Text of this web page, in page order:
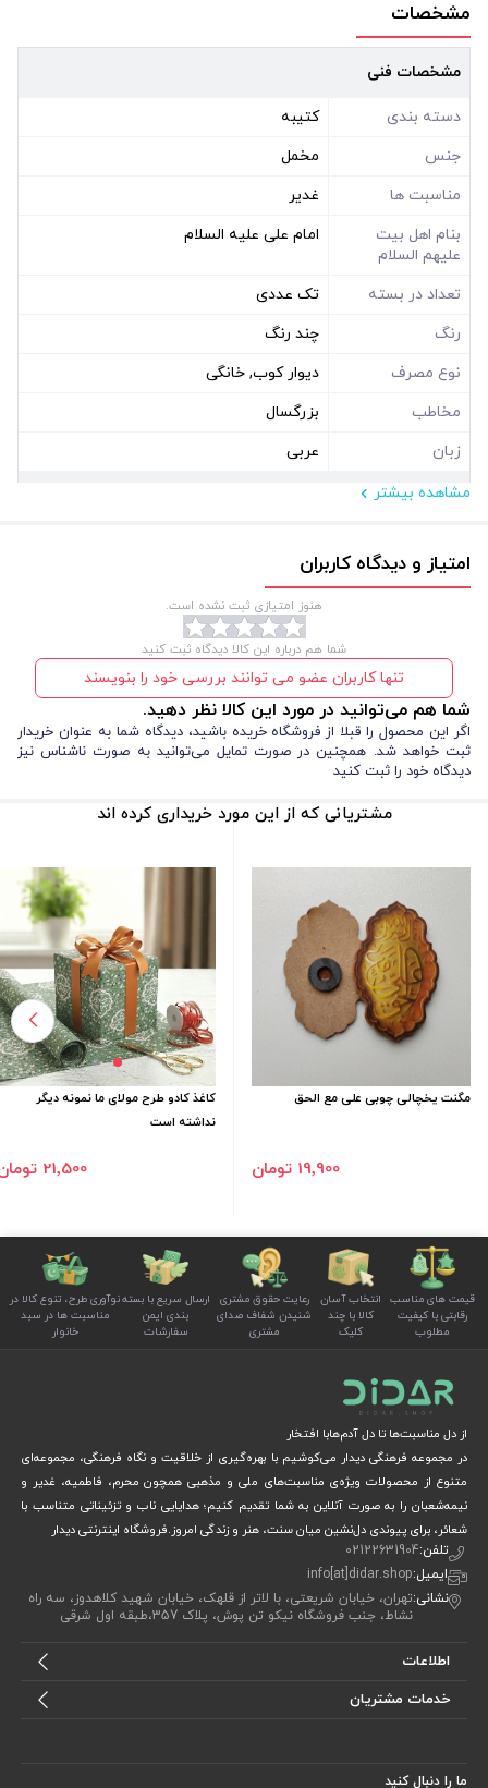
مشخصات
مشخصات فنی
دسته بندی
کتیبه
جنس
مخمل
مناسبت ها
غدیر
بنام اهل بیت
علیهم السلام
امام علی علیه السلام
تعداد در بسته
تک عددی
رنگ
چند رنگ
نوع مصرف
دیوار کوب, خانگی
مخاطب
بزرگسال
زبان
عربی
مشخصات فیزیکی
مستطیل افقی
مشاهده بیشتر
امتیاز و دیدگاه کاربران
هنوز امتیازی ثبت نشده است.
شما هم درباره این کالا دیدگاه ثبت کنید
تنها کاربران عضو می توانند بررسی خود را بنویسند
شما هم می‌توانید در مورد این کالا نظر دهید.
اگر این محصول را قبلا از فروشگاه خریده باشید، دیدگاه شما به عنوان خریدار
ثبت خواهد شد. همچنین در صورت تمایل می‌توانید به صورت ناشناس نیز
دیدگاه خود را ثبت کنید
مشتریانی که از این مورد خریداری کرده اند
مگنت یخچالی چوبی علی مع الحق
19٬900 تومان
کاغذ کادو طرح مولای ما نمونه دیگر
نداشته است
21٬500 تومان
قیمت های مناسب
رقابتی با کیفیت
مطلوب
انتخاب آسان
کالا با چند
کلیک
رعایت حقوق مشتری
شنیدن شفاف صدای
مشتری
ارسال سریع با بسته
بندی ایمن
سفارشات
نوآوری طرح، تنوع کالا در
مناسبت ها در سبد
خانوار
از دل مناسبت‌ها تا دل آدم‌هابا افتخار
در مجموعه فرهنگی دیدار می‌کوشیم با بهره‌گیری از خلاقیت و نگاه فرهنگی، مجموعه‌ای
متنوع از محصولات ویژه‌ی مناسبت‌های ملی و مذهبی همچون محرم، فاطمیه، غدیر و
نیمه‌شعبان را به صورت آنلاین به شما تقدیم کنیم؛ هدایایی ناب و تزئیناتی متناسب با
شعائر، برای پیوندی دل‌نشین میان سنت، هنر و زندگی امروز.فروشگاه اینترنتی دیدار
تلفن:02122631904
ایمیل:info[at]didar.shop
نشانی:تهران، خیابان شریعتی، با لاتر از قلهک، خیابان شهید کلاهدوز، سه راه
نشاط، جنب فروشگاه نیکو تن پوش، پلاک 357،طبقه اول شرقی
اطلاعات
خدمات مشتریان
ما را دنبال کنید